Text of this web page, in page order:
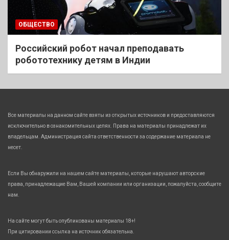
ОБЩЕСТВО
Российский робот начал преподавать
робототехнику детям в Индии
Все материалы на данном сайте взяты из открытых источников и предоставляются
исключительно в ознакомительных целях. Права на материалы принадлежат их
владельцам. Администрация сайта ответственности за содержание материала не
несет.
Если Вы обнаружили на нашем сайте материалы, которые нарушают авторские
права, принадлежащие Вам, Вашей компании или организации, пожалуйста, сообщите
нам.
На сайте могут быть опубликованы материалы 18+!
При цитировании ссылка на источник обязательна.